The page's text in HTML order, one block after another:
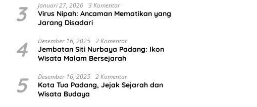
3 Januari 27, 2026 3 Komentar
Virus Nipah: Ancaman Mematikan yang
Jarang Disadari
4 Desember 16, 2025 2 Komentar
Jembatan Siti Nurbaya Padang: Ikon
Wisata Malam Bersejarah
5 Desember 16, 2025 2 Komentar
Kota Tua Padang, Jejak Sejarah dan
Wisata Budaya